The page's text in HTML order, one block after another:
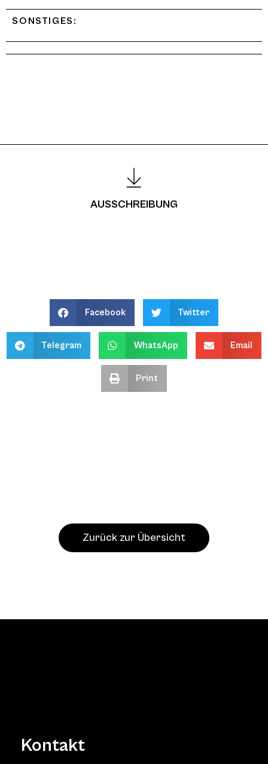
SONSTIGES:
AUSSCHREIBUNG
Facebook Twitter
Telegram WhatsApp Email
Print
Zurück zur Übersicht
Kontakt